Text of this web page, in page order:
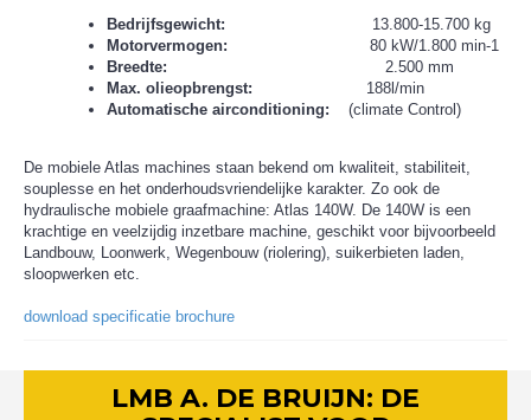
Bedrijfsgewicht: 13.800-15.700 kg
Motorvermogen: 80 kW/1.800 min-1
Breedte: 2.500 mm
Max. olieopbrengst: 188l/min
Automatische airconditioning: (climate Control)
De mobiele Atlas machines staan bekend om kwaliteit, stabiliteit,
souplesse en het onderhoudsvriendelijke karakter. Zo ook de
hydraulische mobiele graafmachine: Atlas 140W. De 140W is een
krachtige en veelzijdig inzetbare machine, geschikt voor bijvoorbeeld
Landbouw, Loonwerk, Wegenbouw (riolering), suikerbieten laden,
sloopwerken etc.
download specificatie brochure
LMB A. DE BRUIJN: DE